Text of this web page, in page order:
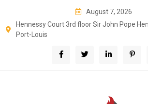
content
August 7, 2026
Hennessy Court 3rd floor Sir John Pope
Port-Louis